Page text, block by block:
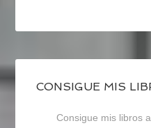
CONSIGUE MIS
Consigue mis libros